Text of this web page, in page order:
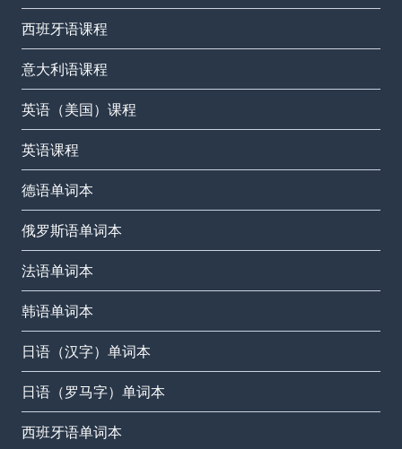
西班牙语课程
意大利语课程
英语（美国）课程
英语课程
德语单词本
俄罗斯语单词本
法语单词本
韩语单词本
日语（汉字）单词本
日语（罗马字）单词本
西班牙语单词本